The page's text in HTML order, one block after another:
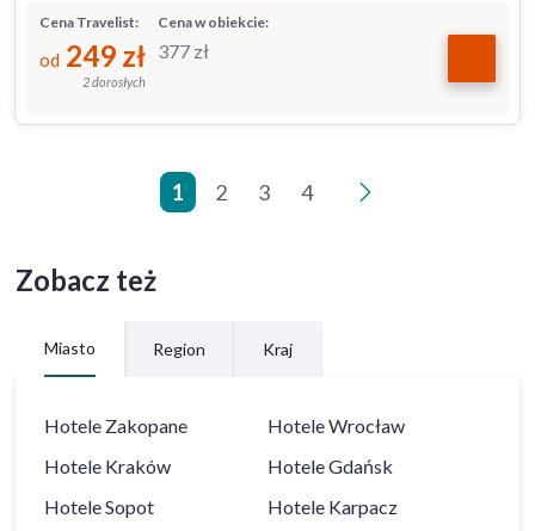
Cena w obiekcie:
377 zł
Cena Travelist:
od 249 zł
2 dorosłych
1 2 3 4
>
Zobacz też
Miasto Region Kraj
Hotele Zakopane HoteleWrocław
Hotele Kraków HoteleGdańsk
HoteleSopot Hotele Karpacz